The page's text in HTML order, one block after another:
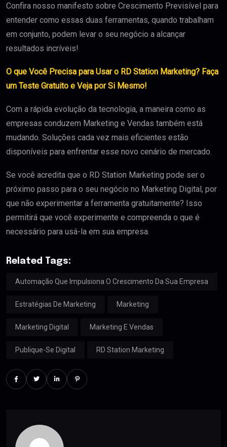
Confira nosso manifesto sobre Crescimento Previsível para
entender como essas duas ferramentas, quando trabalham
em conjunto, podem levar o seu negócio a alcançar
resultados incríveis!
O que Você Precisa para Usar o RD Station Marketing? Faça
um Teste Gratuito e Veja por Si Mesmo!
Com a rápida evolução da tecnologia, a maneira como as
empresas conduzem Marketing e Vendas também está
mudando. Soluções cada vez mais eficientes estão
disponíveis para enfrentar esse novo cenário de mercado.
Se você acredita que o RD Station Marketing pode ser o
próximo passo para o seu negócio no Marketing Digital, por
que não experimentar a ferramenta gratuitamente? Isso
permitirá que você experimente e compreenda o que é
necessário para usá-la em sua empresa.
Related Tags:
Automação Que Impulsiona O Crescimento Da Sua Empresa
Estratégias De Marketing Marketing
Marketing Digital Marketing E Vendas
Publique-Se Digital RD Station Marketing